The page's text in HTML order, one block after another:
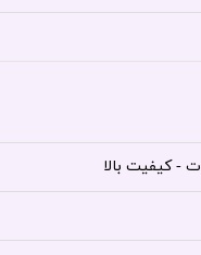
- کیفیت بالا